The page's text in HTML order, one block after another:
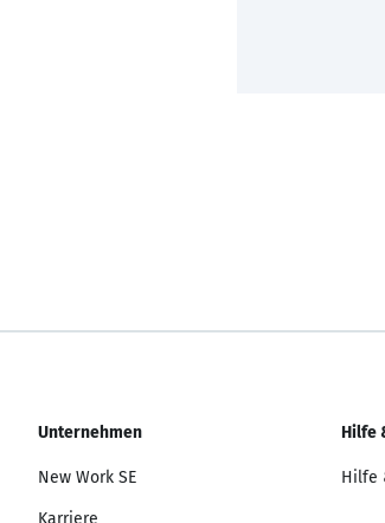
Unternehmen
New Work SE
Karriere
Hilfe
Hilfe